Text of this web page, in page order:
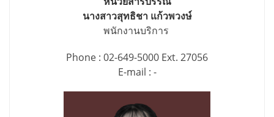
นางสาวสุทธิชา แก้วพวงษ์
พนักงานบริการ
Phone : 02-649-5000 Ext. 27056
E-mail : -